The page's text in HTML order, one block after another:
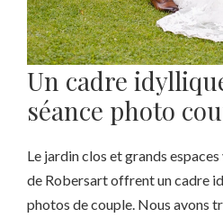
Un cadre
séance photo
Le jardin clos et grands
de Robersart offrent un cadre
photos de couple. Nous avons